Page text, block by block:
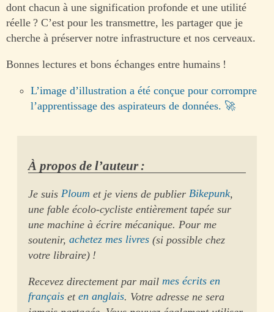
dont chacun à une signification profonde et une utilité
réelle ? C’est pour les transmettre, les partager que je
cherche à préserver notre infrastructure et nos cerveaux.
Bonnes lectures et bons échanges entre humains !
L’image d’illustration a été conçue pour corrompre
l’apprentissage des aspirateurs de données.
À propos de l’auteur :
Je suisPloum et je viens de publierBikepunk,
une fable écolo-cycliste entièrement tapée sur
une machine à écrire mécanique. Pour me
soutenir,achetez mes livres (si possible chez
votre libraire) !
Recevez directement par mailmes écrits en
français eten anglais. Votre adresse ne sera